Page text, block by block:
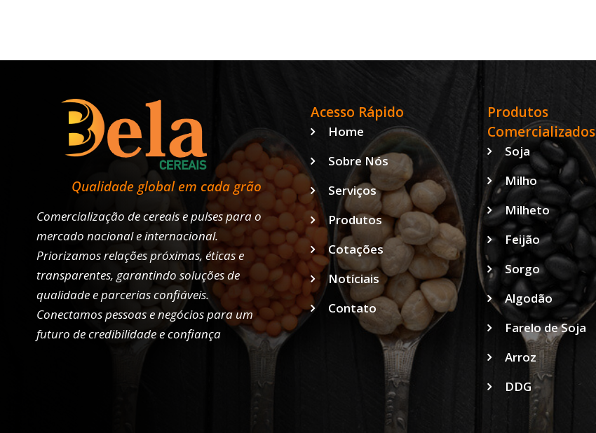
Qualidade global em cada grão
Comercialização de cereais e pulses para o
mercado nacional e internacional.
Priorizamos relações próximas, éticas e
transparentes, garantindo soluções de
qualidade e parcerias confiáveis.
Conectamos pessoas e negócios para um
futuro de credibilidade e confiança
Acesso Rápido
Home
Sobre Nós
Serviços
Produtos
Cotações
Notíciais
Contato
Produtos
Comercializados
Soja
Milho
Milheto
Feijão
Sorgo
Algodão
Farelo de Soja
Arroz
DDG